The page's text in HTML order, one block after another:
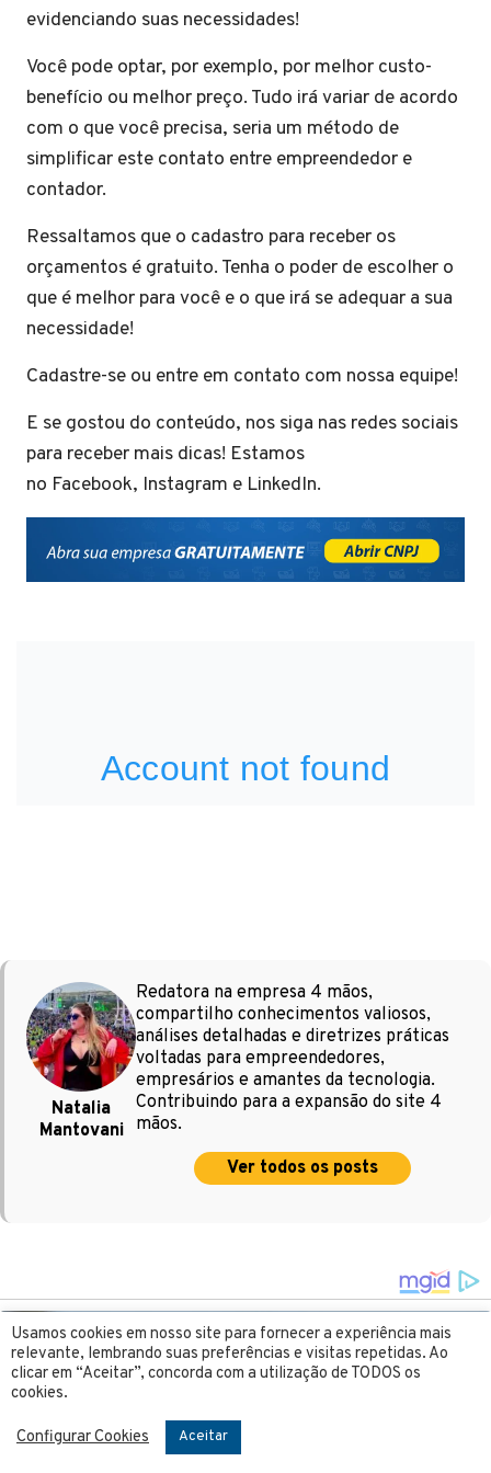
evidenciando suas necessidades!
Você pode optar, por exemplo, por melhor custo-
benefício ou melhor preço. Tudo irá variar de acordo
com o que você precisa, seria um método de
simplificar este contato entre empreendedor e
contador.
Ressaltamos que o cadastro para receber os
orçamentos é gratuito. Tenha o poder de escolher o
que é melhor para você e o que irá se adequar a sua
necessidade!
Cadastre-se ou entre em contato com nossa equipe!
E se gostou do conteúdo, nos siga nas redes sociais
para receber mais dicas! Estamos
no Facebook, Instagram e LinkedIn.
Natalia
Mantovani
Redatora na empresa 4 mãos,
compartilho conhecimentos valiosos,
análises detalhadas e diretrizes práticas
voltadas para empreendedores,
empresários e amantes da tecnologia.
Contribuindo para a expansão do site 4
mãos.
Ver todos os posts
Usamos cookies em nosso site para fornecer a experiência mais
relevante, lembrando suas preferências e visitas repetidas. Ao
clicar em “Aceitar”, concorda com a utilização de TODOS os
cookies.
Configurar Cookies Aceitar